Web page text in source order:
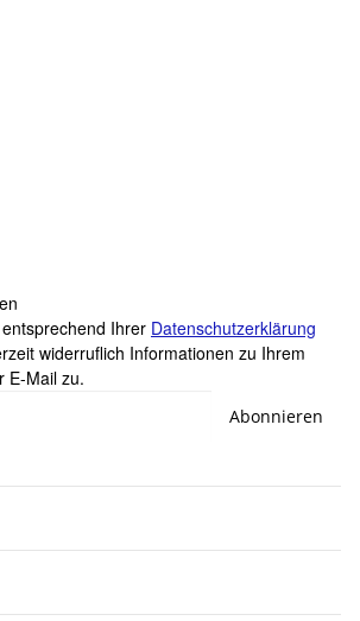
Ihrer Datenschutzerklärung
widerruflich Informationen zu Ihrem
E-Mail zu.
Abonnieren